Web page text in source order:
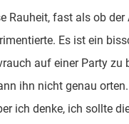
Rauheit, fast als ob
Es ist ein
auf einer Party zu
ihn nicht genau
ich denke, ich sollte